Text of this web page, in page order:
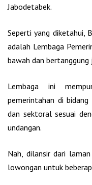
Jabodetabek.
Seperti yang diketahui,
adalah Lembaga
bawah dan bertanggung
Lembaga ini
pemerintahan di
dan sektoral sesuai
undangan.
Nah, dilansir dari
lowongan untuk